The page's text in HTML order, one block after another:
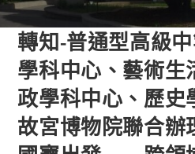
轉知-普通型高級
學科中心、藝術生
政學科中心、歷史
故宮博物院聯合辦